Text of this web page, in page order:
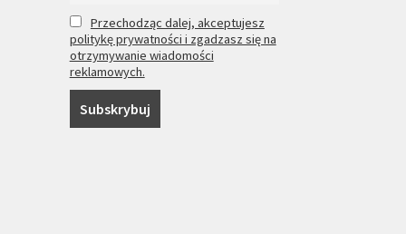
Przechodząc dalej, akceptujesz
politykę prywatności i zgadzasz się na
otrzymywanie wiadomości
reklamowych.